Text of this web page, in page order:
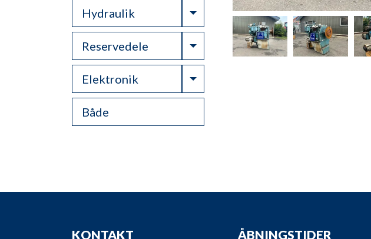
Hydraulik Toggle Dropdown
Reservedele Toggle Dropdown
Elektronik Toggle Dropdown
Både
KONTAKT ÅBNINGSTIDER